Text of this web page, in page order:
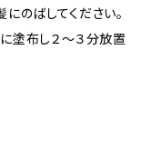
のばしてください。
塗布し２～３分放置